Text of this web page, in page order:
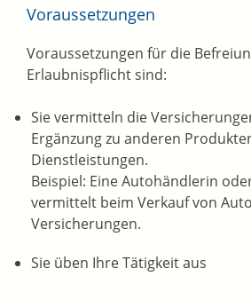
Voraussetzungen
Voraussetzungen für die
Erlaubnispflicht sind:
Sie vermitteln die
Ergänzung zu anderen
Dienstleistungen.
Beispiel: Eine Autohändlerin
vermittelt beim Verkauf von
Versicherungen.
Sie üben Ihre Tätigkeit aus